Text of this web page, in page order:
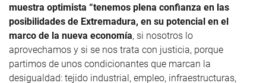
muestra optimista “tenemos plena confianza en las
posibilidades de Extremadura, en su potencial en el
marco de la nueva economía, si nosotros lo
aprovechamos y si se nos trata con justicia, porque
partimos de unos condicionantes que marcan la
desigualdad: tejido industrial, empleo, infraestructuras,